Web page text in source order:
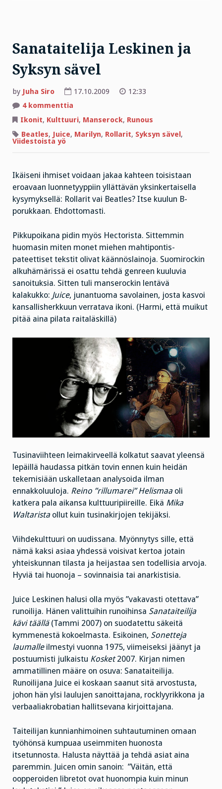
Sanataitelija Leskinen ja
Syksyn sävel
by Juha Siro 17.10.2009
12:33
4 kommenttia
Leskinen
ja
Syksyn
Ikonit, Kulttuuri, Manserock, Runous
Beatles, Juice, Marilyn, Rollarit, Syksyn sävel,
Viidestoista yö
Ikäiseni ihmiset voidaan jakaa kahteen toisistaan
eroavaan luonnetyyppiin yllättävän yksinkertaisella
kysymyksellä: Rollarit vai Beatles? Itse kuulun B-
porukkaan. Ehdottomasti.
Pikkupoikana pidin myös Hectorista. Sittemmin
huomasin miten monet miehen mahtipontis-
pateettiset tekstit olivat käännöslainoja. Suomirockin
alkuhämärissä ei osattu tehdä genreen kuuluvia
sanoituksia. Sitten tuli manserockin lentävä
kalakukko: Juice, junantuoma savolainen, josta kasvoi
kansallisherkkuun verratava ikoni. (Harmi, että muikut
pitää aina pilata raitaläskillä)
Tusinaviihteen leimakirveellä kolkatut saavat yleensä
lepäillä haudassa pitkän tovin ennen kuin heidän
tekemisiään uskalletaan analysoida ilman
ennakkoluuloja. Reino ”rillumarei” Helismaa oli
katkera pala aikansa kulttuuripiireille. Eikä Mika
Waltarista ollut kuin tusinakirjojen tekijäksi.
Viihdekulttuuri on uudissana. Myönnytys sille, että
nämä kaksi asiaa yhdessä voisivat kertoa jotain
yhteiskunnan tilasta ja heijastaa sen todellisia arvoja.
Hyviä tai huonoja – sovinnaisia tai anarkistisia.
Juice Leskinen halusi olla myös ”vakavasti otettava”
runoilija. Hänen valittuihin runoihinsa Sanataiteilija
kävi täällä(Tammi 2007) on suodatettu säkeitä
kymmenestä kokoelmasta. Esikoinen, Sonetteja
laumalleilmestyi vuonna 1975, viimeiseksi jäänyt ja
postuumisti julkaistu Kosket2007. Kirjan nimen
ammatillinen määre on osuva: Sanataiteilija.
Runoilijana Juice ei koskaan saanut sitä arvostusta,
johon hän ylsi laulujen sanoittajana, rocklyyrikkona ja
verbaaliakrobatian hallitsevana kirjoittajana.
Taiteilijan kunnianhimoinen suhtautuminen omaan
työhönsä kumpuaa useimmiten huonosta
itsetunnosta. Halusta näyttää ja tehdä asiat aina
paremmin. Juicen omin sanoin: ”Väitän, että
oopperoiden libretot ovat huonompia kuin minun